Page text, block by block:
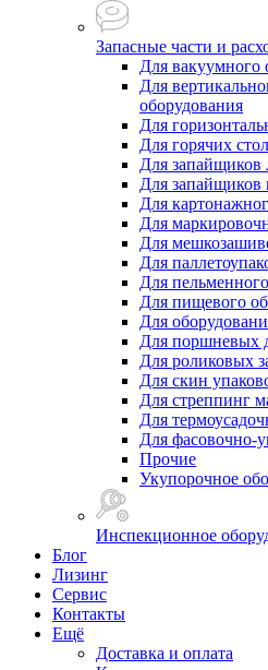
Запасные части и
Для вакуумного
Для
оборудования
Для
Для горячих
Для запайщиков
Для запайщиков
Для
Для
Для
Для
Для
Для пищевого
Для
Для поршневых
Для роликовых
Для скин
Для стреппинг
Для
Для фасовочно-
Прочие
Укупорочное
Инспекционное
Блог
Лизинг
Сервис
Контакты
Ещё
Доставка и оплата